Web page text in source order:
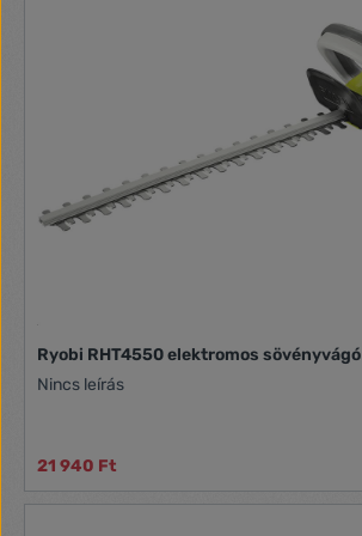
Ryobi RHT4550 elektromos sövényvágó
Nincs leírás
21 940 Ft